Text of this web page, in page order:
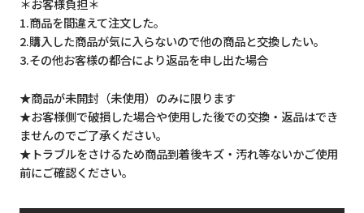
＊お客様負担＊
1.商品を間違えて注文した。
2.購入した商品が気に入らないので他の商品と交換したい。
3.その他お客様の都合により返品を申し出た場合
★商品が未開封（未使用）のみに限ります
★お客様側で破損した場合や使用した後での交換・返品はでき
ませんのでご了承ください。
★トラブルをさけるため商品到着後キズ・汚れ等ないかご使用
前にご確認ください。